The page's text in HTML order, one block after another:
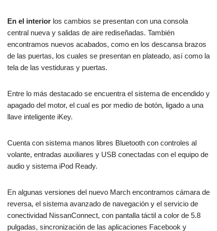
En el interior los cambios se presentan con una consola
central nueva y salidas de aire rediseñadas. También
encontramos nuevos acabados, como en los descansa brazos
de las puertas, los cuales se presentan en plateado, así como la
tela de las vestiduras y puertas.
Entre lo más destacado se encuentra el sistema de encendido y
apagado del motor, el cual es por medio de botón, ligado a una
llave inteligente iKey.
Cuenta con sistema manos libres Bluetooth con controles al
volante, entradas auxiliares y USB conectadas con el equipo de
audio y sistema iPod Ready.
En algunas versiones del nuevo March encontramos cámara de
reversa, el sistema avanzado de navegación y el servicio de
conectividad NissanConnect, con pantalla táctil a color de 5.8
pulgadas, sincronización de las aplicaciones Facebook y